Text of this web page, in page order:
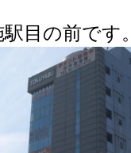
台
風
き
て
ま
す。
目の前です。